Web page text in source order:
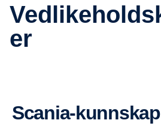
Vedlikeholdskontrakt
er
Scania-kunnskap